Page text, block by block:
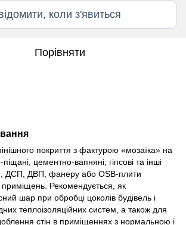
коли з'явиться
Порівняти
покриття з фактурою «мозаїка» на
цементно-вапняні, гіпсові та інші
ДСП, ДВП, фанеру або OSB-плити
приміщень. Рекомендується, як
шар при обробці цоколів будівель і
теплоізоляційних систем, а також для
стін в приміщеннях з нормальною і